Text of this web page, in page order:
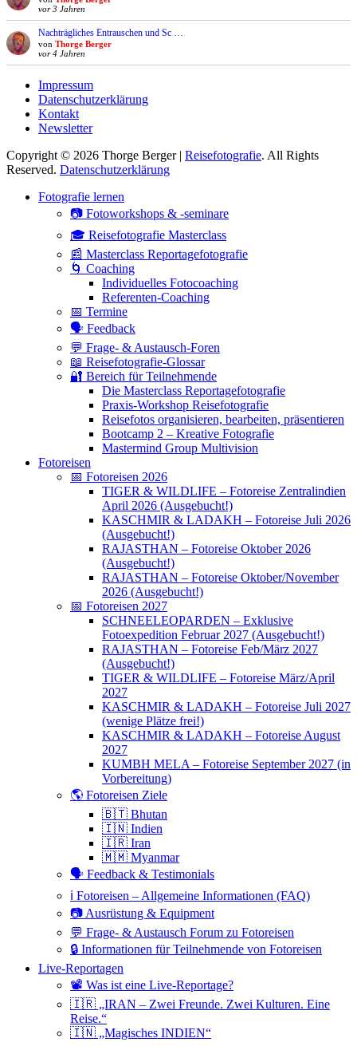
vor 3 Jahren
Nachträgliches Entrauschen und Sc …
von Thorge Berger
vor 4 Jahren
Impressum
Datenschutzerklärung
Kontakt
Newsletter
Copyright © 2026 Thorge Berger | Reisefotografie. All Rights
Reserved. Datenschutzerklärung
scrollenFotografie lernen
📷 Fotoworkshops & -seminare
🎓 Reisefotografie Masterclass
📰 Masterclass Reportagefotografie
🌀 Coaching
Individuelles Fotocoaching
Referenten-Coaching
📅 Termine
🗣 Feedback
💬 Frage- & Austausch-Foren
📖 Reisefotografie-Glossar
🔐 Bereich für Teilnehmende
Die Masterclass Reportagefotografie
Praxis-Workshop Reisefotografie
Reisefotos organisieren, bearbeiten, präsentieren
Bootcamp 2 – Kreative Fotografie
Mastermind Group Multivision
Fotoreisen
📅 Fotoreisen 2026
TIGER & WILDLIFE – Fotoreise Zentralindien
April 2026 (Ausgebucht!)
KASCHMIR & LADAKH – Fotoreise Juli 2026
(Ausgebucht!)
RAJASTHAN – Fotoreise Oktober 2026
(Ausgebucht!)
RAJASTHAN – Fotoreise Oktober/November
2026 (Ausgebucht!)
📅 Fotoreisen 2027
SCHNEELEOPARDEN – Exklusive
Fotoexpedition Februar 2027 (Ausgebucht!)
RAJASTHAN – Fotoreise Feb/März 2027
(Ausgebucht!)
TIGER & WILDLIFE – Fotoreise März/April
2027
KASCHMIR & LADAKH – Fotoreise Juli 2027
(wenige Plätze frei!)
KASCHMIR & LADAKH – Fotoreise August
2027
KUMBH MELA – Fotoreise September 2027 (in
Vorbereitung)
🌎 Fotoreisen Ziele
🇧🇹 Bhutan
🇮🇳 Indien
🇮🇷 Iran
🇲🇲 Myanmar
🗣 Feedback & Testimonials
ℹ️ Fotoreisen – Allgemeine Informationen (FAQ)
📷 Ausrüstung & Equipment
💬 Frage- & Austausch Forum zu Fotoreisen
🔒 Informationen für Teilnehmende von Fotoreisen
Live-Reportagen
📽 Was ist eine Live-Reportage?
🇮🇷 „IRAN – Zwei Freunde. Zwei Kulturen. Eine
Reise.“
🇮🇳 „Magisches INDIEN“